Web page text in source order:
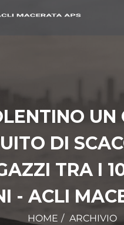
UN
DI
TRA I
- ACLI
HOME
ARCHIVIO